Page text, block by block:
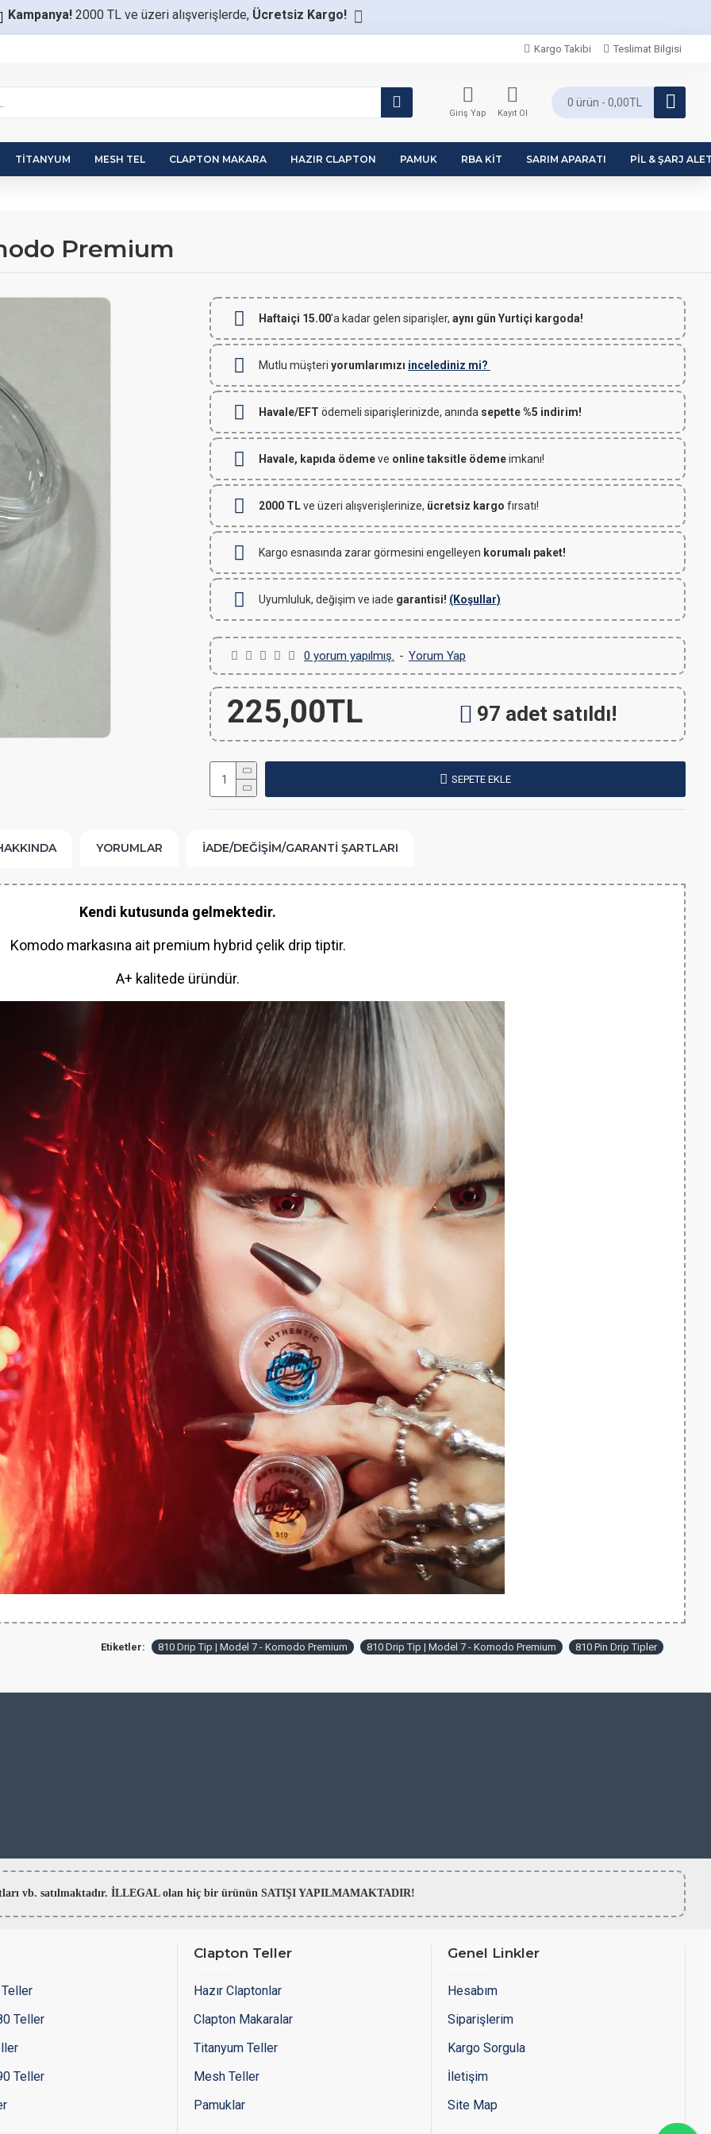
Kampanya! 2000 TL ve üzeri alışverişlerde, Ücretsiz Kargo!
Kargo Takibi Teslimat Bilgisi
Giriş Yap Kayıt Ol
0 ürün - 0,00TL
TITANYUM MESH TEL CLAPTON MAKARA HAZIR CLAPTON PAMUK RBA KIT SARIM APARATI PIL & ŞARJ
Premium
Haftaiçi 15.00'a kadar gelen siparişler, aynı gün Yurtiçi kargoda!
Mutlu müşteri yorumlarımızı incelediniz mi?
Havale/EFT ödemeli siparişlerinizde, anında sepette %5 indirim!
Havale, kapıda ödemeve online taksitle ödemeimkanı!
2000 TLve üzeri alışverişlerinize, ücretsiz kargo fırsatı!
Kargo esnasında zarar görmesini engelleyen korumalı paket!
Uyumluluk, değişim ve iade garantisi! (Koşullar)
0 yorum yapılmış. - Yorum Yap
225,00TL 97 adet satıldı!
SEPETE EKLE
YORUMLAR İADE/DEĞIŞIM/GARANTI ŞARTLARI
Kendi kutusunda gelmektedir.
Komodo markasına ait premium hybrid çelik drip tiptir.
A+ kalitede üründür.
Etiketler: 810 Drip Tip | Model 7 - Komodo Premium 810 Drip Tip | Model 7 - Komodo Premium 810 Pin Drip Tipler
vb. satılmaktadır. İLLEGAL olan hiç bir ürünün SATIŞI YAPILMAMAKTADIR!
Teller
Teller
Clapton Teller
Hazır Claptonlar
Clapton Makaralar
Titanyum Teller
Mesh Teller
Pamuklar
Genel Linkler
Hesabım
Siparişlerim
Kargo Sorgula
İletişim
Site Map